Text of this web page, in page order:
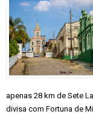
apenas 28 km de Sete
divisa com Fortuna de